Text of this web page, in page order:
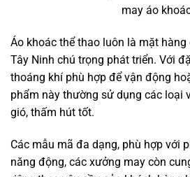
may áo
Áo khoác thể thao luôn là mặt
Tây Ninh chú trọng phát triển. Với
thoáng khí phù hợp để vận động
phẩm này thường sử dụng các loại
gió, thấm hút tốt.
Các mẫu mã đa dạng, phù hợp với
năng động, các xưởng may còn